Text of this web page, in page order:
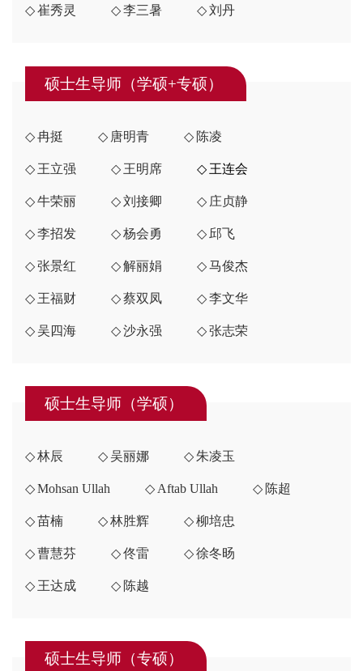
崔秀灵 李三暑 刘丹
硕士生导师（学硕+专硕）
冉挺 唐明青 陈凌
王立强 王明席 王连会
牛荣丽 刘接卿 庄贞静
李招发 杨会勇 邱飞
张景红 解丽娟 马俊杰
王福财 蔡双凤 李文华
吴四海 沙永强 张志荣
硕士生导师（学硕）
林辰 吴丽娜 朱凌玉
Mohsan Ullah Aftab Ullah 陈超
苗楠 林胜辉 柳培忠
曹慧芬 佟雷 徐冬旸
王达成 陈越
硕士生导师（专硕）